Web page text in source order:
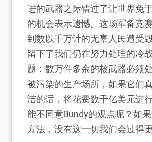
进的武器之际错过了让世界免
的机会表示遗憾。这场军备竞
到数以千万计的无辜人民遭受
留下了我们仍在努力处理的冷
题：数万件多余的核武器必须
被污染的生产场所，如果它们
洁的话，将花费数千亿美元进
能不同意Bundy的观点呢？如
方法，没有这一切我们会过得